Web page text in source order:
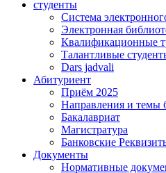
студенты
Система
Электронная
Квалификационные
Талантливые
Dars jadvali
Абитуриент
Приём 2025
Направления и темы
Бакалавриат
Магистратура
Банковские
Документы
Нормативные